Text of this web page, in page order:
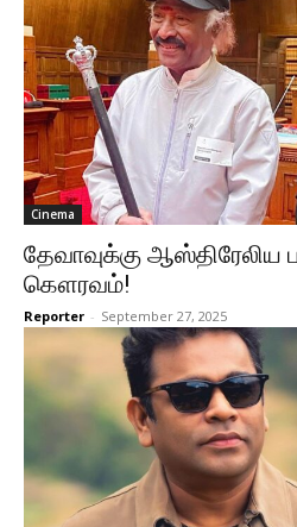
Cinema
தேவாவுக்கு ஆஸ்திரேலிய
கௌரவம்!
Reporter - September 27, 2025